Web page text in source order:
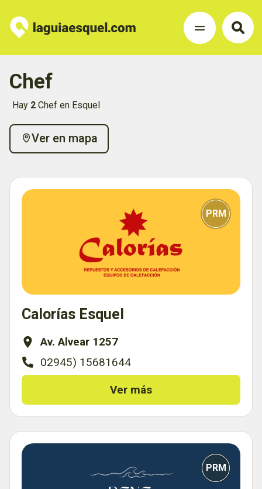
Chef
Hay 2 Chef en Esquel
Ver en mapa
PRM
Calorías Esquel
Av. Alvear 1257
02945) 15681644
Ver más
PRM